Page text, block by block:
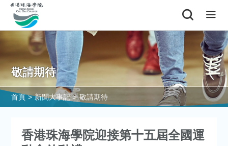
敬請期待
首頁 > 新聞大事記 > 敬請期待
香港珠海學院迎接第十五屆全國運